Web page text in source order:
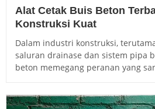
Alat Cetak Buis Beton
Konstruksi Kuat
Dalam industri konstruksi,
saluran drainase dan sistem pipa
beton memegang peranan yang